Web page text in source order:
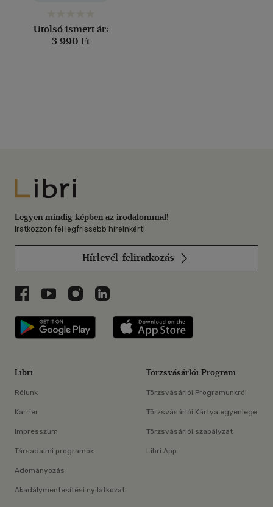
Utolsó ismert ár:
3 990 Ft
Libri
Legyen mindig képben az irodalommal!
Iratkozzon fel legfrissebb híreinkért!
Hírlevél-feliratkozás
Libri a Facebookon
Libri a Youtube-on
Libri az Instagramon
Libri a LinkedInen
Libri applikáció Szerezd meg: Google
Libri
Rólunk
Karrier
Impresszum
Társadalmi programok
Adományozás
Akadálymentesítési nyilatkozat
Törzsvásárlói Program
Törzsvásárlói Programunkról
Törzsvásárlói Kártya egyenlege
Törzsvásárlói szabályzat
Libri App